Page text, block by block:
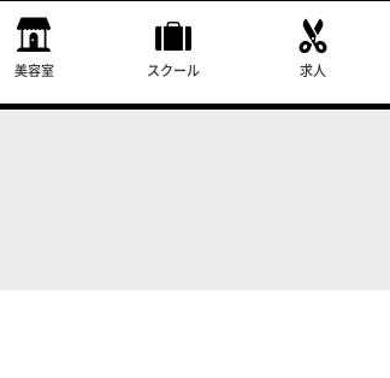
美容室 スクール 求人